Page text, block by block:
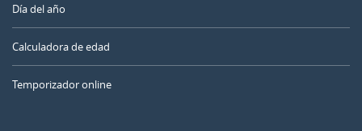
Día del año
Calculadora de edad
Temporizador online